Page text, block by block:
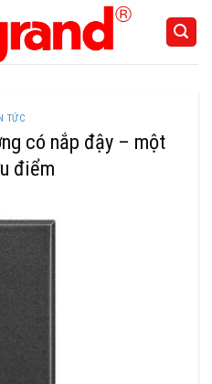
TỨC
có nắp đậy – một
điểm